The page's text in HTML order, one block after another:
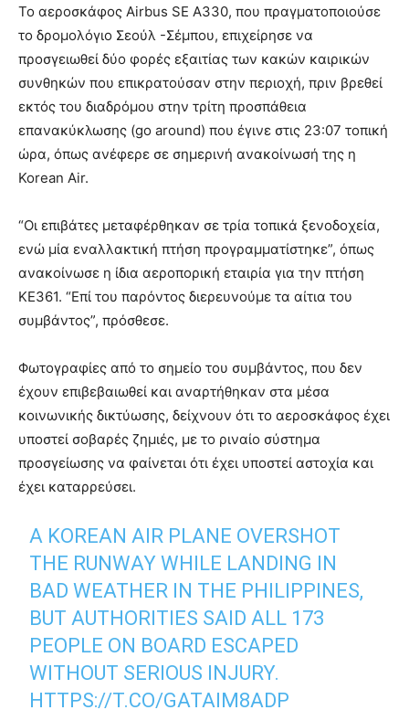
Το αεροσκάφος Airbus SE A330, που πραγματοποιούσε
το δρομολόγιο Σεούλ -Σέμπου, επιχείρησε να
προσγειωθεί δύο φορές εξαιτίας των κακών καιρικών
συνθηκών που επικρατούσαν στην περιοχή, πριν βρεθεί
εκτός του διαδρόμου στην τρίτη προσπάθεια
επανακύκλωσης (go around) που έγινε στις 23:07 τοπική
ώρα, όπως ανέφερε σε σημερινή ανακοίνωσή της η
Korean Air.
“Οι επιβάτες μεταφέρθηκαν σε τρία τοπικά ξενοδοχεία,
ενώ μία εναλλακτική πτήση προγραμματίστηκε”, όπως
ανακοίνωσε η ίδια αεροπορική εταιρία για την πτήση
KE361. “Επί του παρόντος διερευνούμε τα αίτια του
συμβάντος”, πρόσθεσε.
Φωτογραφίες από το σημείο του συμβάντος, που δεν
έχουν επιβεβαιωθεί και αναρτήθηκαν στα μέσα
κοινωνικής δικτύωσης, δείχνουν ότι το αεροσκάφος έχει
υποστεί σοβαρές ζημιές, με το ριναίο σύστημα
προσγείωσης να φαίνεται ότι έχει υποστεί αστοχία και
έχει καταρρεύσει.
A KOREAN AIR PLANE OVERSHOT
THE RUNWAY WHILE LANDING IN
BAD WEATHER IN THE PHILIPPINES,
BUT AUTHORITIES SAID ALL 173
PEOPLE ON BOARD ESCAPED
WITHOUT SERIOUS INJURY.
HTTPS://T.CO/GATAIM8ADP